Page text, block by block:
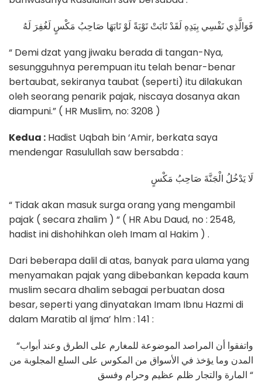
فَوَالَّذِي نَفْسِي بِيَدِهِ لَقَدْ تَابَتْ تَوْبَةً لَوْ تَابَهَا صَاحِبُ مَكْسٍ لَغُفِرَ لَهُ
“ Demi dzat yang jiwaku berada di tangan-Nya,
sesungguhnya perempuan itu telah benar-benar
bertaubat, sekiranya taubat (seperti) itu dilakukan
oleh seorang penarik pajak, niscaya dosanya akan
diampuni.” ( HR Muslim, no: 3208 )
Kedua : Hadist Uqbah bin ‘Amir, berkata saya
mendengar Rasulullah saw bersabda :
لَا يَدْخُلُ الْجَنَّةَ صَاحِبُ مَكْسٍ
“ Tidak akan masuk surga orang yang mengambil
pajak ( secara zhalim ) “ ( HR Abu Daud, no : 2548,
hadist ini dishohihkan oleh Imam al Hakim ) .
Dari beberapa dalil di atas, banyak para ulama yang
menyamakan pajak yang dibebankan kepada kaum
muslim secara dhalim sebagai perbuatan dosa
besar, seperti yang dinyatakan Imam Ibnu Hazmi di
dalam Maratib al Ijma’ hlm : 141 :
“واتفقوا أن المراصد الموضوعة للمغارم على الطرق وعند أبواب
المدن وما يؤخذ في الأسواق من المكوس على السلع المجلوبة من
المارة والتجار ظلم عظيم وحرام وفسق “